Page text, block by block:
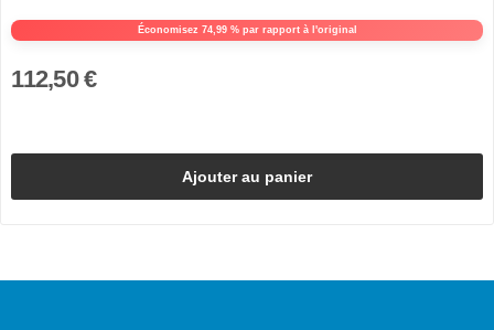
Économisez 74,99 % par rapport à l'original
112,50 €
Ajouter au panier